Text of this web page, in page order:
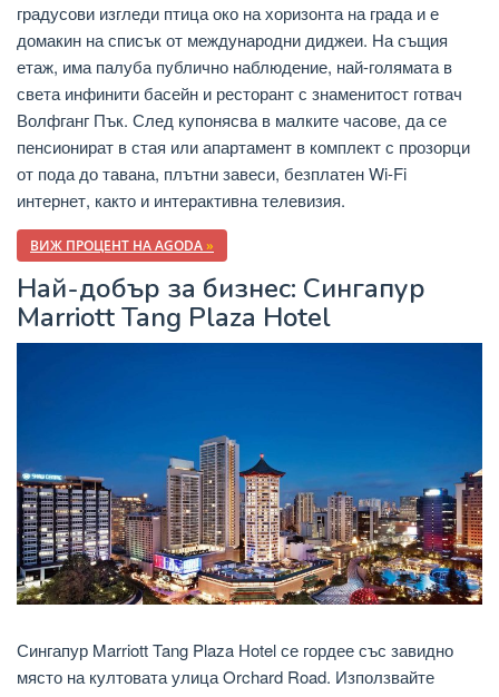
градусови изгледи птица око на хоризонта на града и е
домакин на списък от международни диджеи. На същия
етаж, има палуба публично наблюдение, най-голямата в
света инфинити басейн и ресторант с знаменитост готвач
Волфганг Пък. След купонясва в малките часове, да се
пенсионират в стая или апартамент в комплект с прозорци
от пода до тавана, плътни завеси, безплатен Wi-Fi
интернет, както и интерактивна телевизия.
ВИЖ ПРОЦЕНТ НА AGODA»
Най-добър за бизнес: Сингапур
Marriott Tang Plaza Hotel
Сингапур Marriott Tang Plaza Hotel се гордее със завидно
място на култовата улица Orchard Road. Използвайте